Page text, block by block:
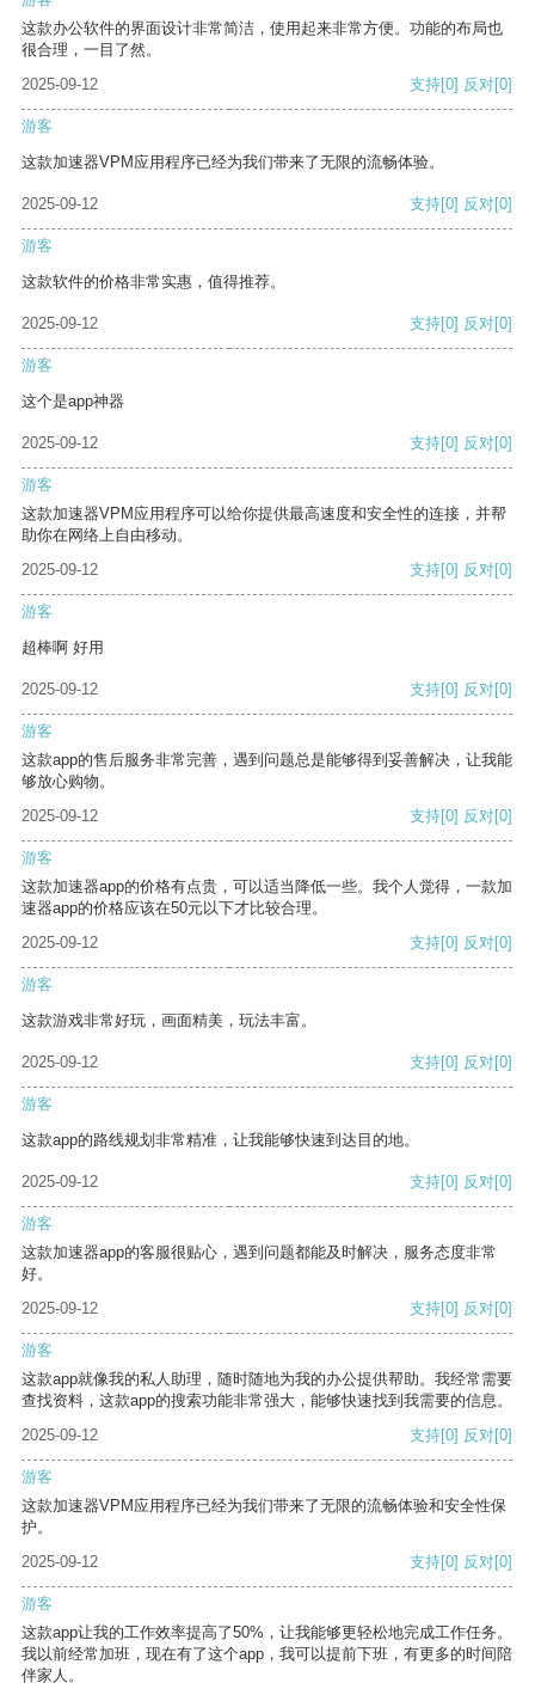
这款办公软件的界面设计非常简洁，使用起来非常方便。功能的布局也
很合理，一目了然。
2025-09-12
支持[0] 反对[0]
游客
这款加速器VPM应用程序已经为我们带来了无限的流畅体验。
2025-09-12 支持[0] 反对[0]
游客
这款软件的价格非常实惠，值得推荐。
2025-09-12 支持[0] 反对[0]
游客
这个是app神器
2025-09-12 支持[0] 反对[0]
游客
这款加速器VPM应用程序可以给你提供最高速度和安全性的连接，并帮
助你在网络上自由移动。
2025-09-12
支持[0] 反对[0]
游客
超棒啊 好用
2025-09-12 支持[0] 反对[0]
游客
这款app的售后服务非常完善，遇到问题总是能够得到妥善解决，让我能
够放心购物。
2025-09-12
支持[0] 反对[0]
游客
这款加速器app的价格有点贵，可以适当降低一些。我个人觉得，一款加
速器app的价格应该在50元以下才比较合理。
2025-09-12
支持[0] 反对[0]
游客
这款游戏非常好玩，画面精美，玩法丰富。
2025-09-12 支持[0] 反对[0]
游客
这款app的路线规划非常精准，让我能够快速到达目的地。
2025-09-12 支持[0] 反对[0]
游客
这款加速器app的客服很贴心，遇到问题都能及时解决，服务态度非常
好。
2025-09-12
支持[0] 反对[0]
游客
这款app就像我的私人助理，随时随地为我的办公提供帮助。我经常需要
查找资料，这款app的搜索功能非常强大，能够快速找到我需要的信息。
2025-09-12
支持[0] 反对[0]
游客
这款加速器VPM应用程序已经为我们带来了无限的流畅体验和安全性保
护。
2025-09-12
支持[0] 反对[0]
游客
这款app让我的工作效率提高了50%，让我能够更轻松地完成工作任务。
我以前经常加班，现在有了这个app，我可以提前下班，有更多的时间陪
伴家人。